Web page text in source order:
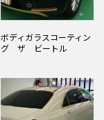
ボディガラスコーティン
グ ザ ビートル